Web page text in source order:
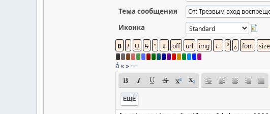
Тема сообщения
Иконка
á« »—
ЕЩЁ